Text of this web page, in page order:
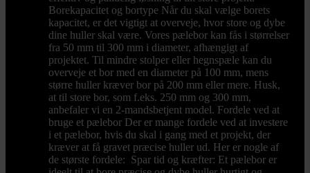
Borekapacitet og bortype Når du skal vælge borets
kapacitet, er det vigtigt at overveje, hvor store og dybe
dine huller skal være. Vores pælebor kan fås i størrelser
fra 50 mm til 300 mm i diameter, afhængigt af
projektet. Til mindre stolper eller hegnspæle kan du
overveje et bor med en diameter på 100 mm, mens
større huller kræver bor på 200 mm eller mere. Husk,
at til store bor, som f.eks. 250 mm og 300 mm,
anbefaler vi en 2-mandsbetjent model. Fordele ved at
bruge et pælebor Der er mange fordele ved at investere
i et pælebor, hvis du skal i gang med et projekt, der
kræver at få gravet præcise huller ud. Her er nogle af
de største fordele: Spar tid og kræfter: Et pælebor er